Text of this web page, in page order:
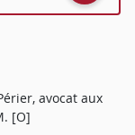
avocat aux
[O]